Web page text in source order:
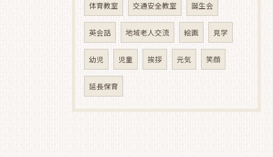
体育教室 交通安全教室 誕生会
英会話 地域老人交流 絵画 見学
幼児 児童 挨拶 元気 笑顔
延長保育